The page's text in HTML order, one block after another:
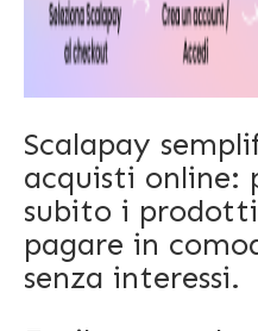
Scalapay
acquisti online:
subito i
pagare in
senza interessi.